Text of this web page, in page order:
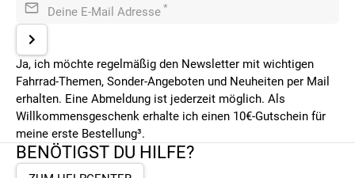
Deine E-Mail Adresse *
Ja, ich möchte regelmäßig den Newsletter mit wichtigen
Fahrrad-Themen, Sonder-Angeboten und Neuheiten per Mail
erhalten. Eine Abmeldung ist jederzeit möglich. Als
Willkommensgeschenk erhalte ich einen 10€-Gutschein für
meine erste Bestellung³.
BENÖTIGST DU HILFE?